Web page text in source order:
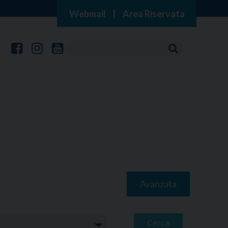
Webmail Area Riservata
Avanzata